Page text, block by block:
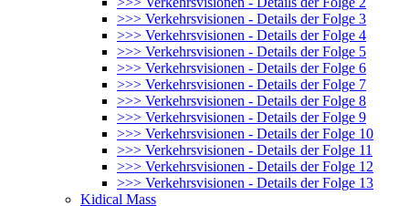
>>> Verkehrsvisionen - Details der Folge 3
>>> Verkehrsvisionen - Details der Folge 4
>>> Verkehrsvisionen - Details der Folge 5
>>> Verkehrsvisionen - Details der Folge 6
>>> Verkehrsvisionen - Details der Folge 7
>>> Verkehrsvisionen - Details der Folge 8
>>> Verkehrsvisionen - Details der Folge 9
>>> Verkehrsvisionen - Details der Folge 10
>>> Verkehrsvisionen - Details der Folge 11
>>> Verkehrsvisionen - Details der Folge 12
>>> Verkehrsvisionen - Details der Folge 13
Kidical Mass